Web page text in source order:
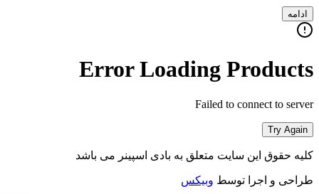
ادامه
Error Loading Products
Failed to connect to server
Try Again
کلیه حقوق این سایت متعلق به بادی اسپینر می باشد
طراحی و اجرا توسط وبیکس